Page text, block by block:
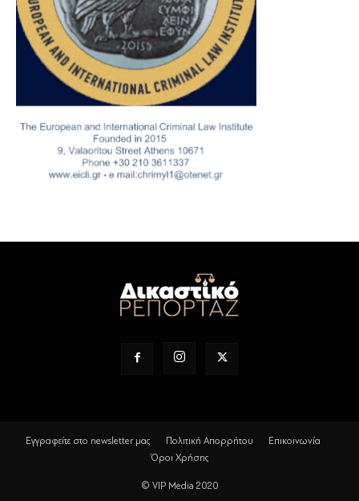
Εγγραφείτε στο newsletter μας Πολιτική Απορρήτου
Επικοινωνία
Όροι Χρήσης
© VIP Media 2020